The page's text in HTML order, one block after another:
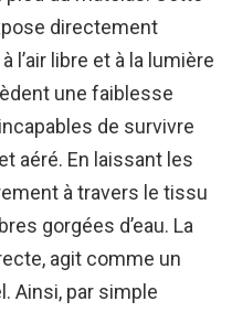
directement
l’air libre et à la lumière
une faiblesse
de survivre
aéré. En laissant les
à travers le tissu
gorgées d’eau. La
agit comme un
Ainsi, par simple